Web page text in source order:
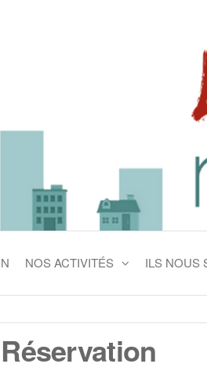
NOS ACTIVITÉS ILS NOUS
Réservation